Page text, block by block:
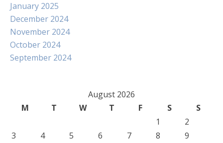
January 2025
December 2024
November 2024
October 2024
September 2024
August 2026
M
T W T F S
S
1
2
3
4 5 6 7 8
9